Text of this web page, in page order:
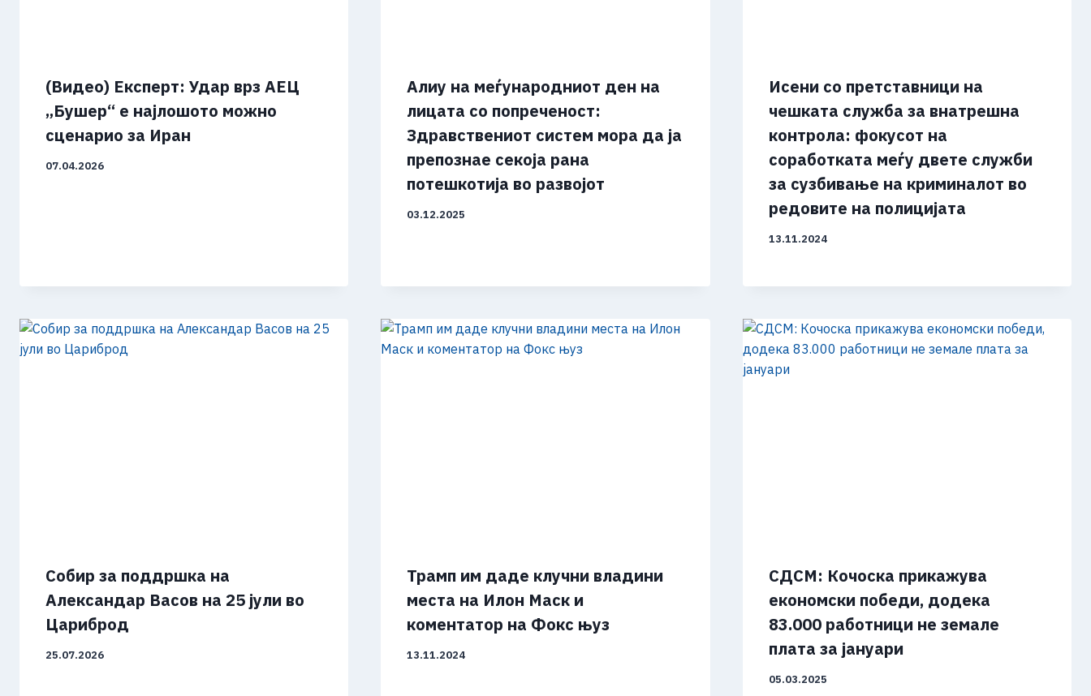
(Видео) Експерт: Удар врз АЕЦ
„Бушер“ е најлошото можно
сценарио за Иран
07.04.2026
Aлиу на меѓународниот ден на
лицата со попреченост:
Здравствениот систем мора да ја
препознае секоја рана
потешкотија во развојот
03.12.2025
Исени со претставници на
чешката служба за внатрешна
контрола: фокусот на
соработката меѓу двете служби
за сузбивање на криминалот во
редовите на полицијата
13.11.2024
Собир за поддршка на
Александар Васов на 25 јули во
Цариброд
25.07.2026
Трамп им даде клучни владини
места на Илон Маск и
коментатор на Фокс њуз
13.11.2024
СДСМ: Кочоска прикажува
економски победи, додека
83.000 работници не земале
плата за јануари
05.03.2025